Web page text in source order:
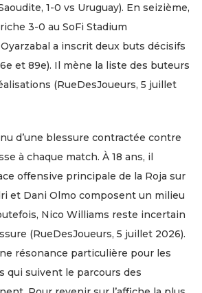
1-0 vs Uruguay). En seizième,
3-0 au SoFi Stadium
a inscrit deux buts décisifs
et 89e). Il mène la liste des buteurs
(RueDesJoueurs, 5 juillet
d’une blessure contractée contre
à chaque match. À 18 ans, il
offensive principale de la Roja sur
et Dani Olmo composent un milieu
Nico Williams reste incertain
(RueDesJoueurs, 5 juillet 2026).
résonance particulière pour les
qui suivent le parcours des